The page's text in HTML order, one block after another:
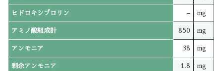
ヒドロキシプロリン – mg
アミノ酸組成計 850 mg
アンモニア 38 mg
剰余アンモニア 1.8 mg